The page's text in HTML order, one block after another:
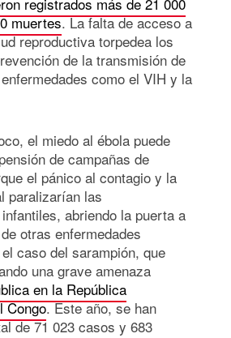
muertes. La falta de acceso a
reproductiva torpedea los
de la transmisión de
como el VIH y la
el miedo al ébola puede
de campañas de
el pánico al contagio y la
paralizarían las
abriendo la puerta a
otras enfermedades
caso del sarampión, que
una grave amenaza
en la República
Congo. Este año, se han
de 71 023 casos y 683